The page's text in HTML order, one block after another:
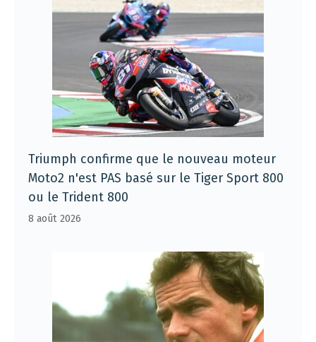
Triumph confirme que le nouveau moteur
Moto2 n'est PAS basé sur le Tiger Sport 800
ou le Trident 800
8 août 2026